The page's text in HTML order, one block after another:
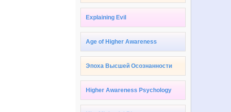
Explaining Evil
Age of Higher Awareness
Эпоха Высшей Осознанности
Higher Awareness Psychology